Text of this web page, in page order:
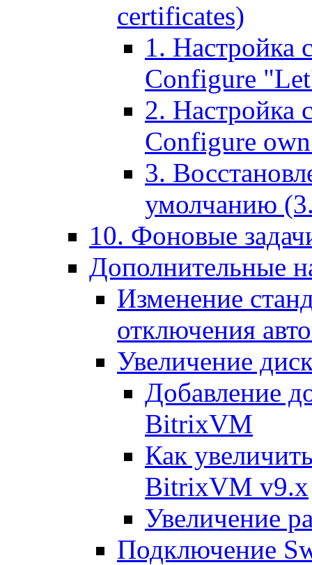
certificates)
1. Настройка
Configure
2. Настройка
Configure
3.
умолчанию
10. Фоновые
Дополнительные
Изменение
отключения
Увеличение
Добавление
BitrixVM
Как
BitrixVM v9.x
Увеличение
Подключение